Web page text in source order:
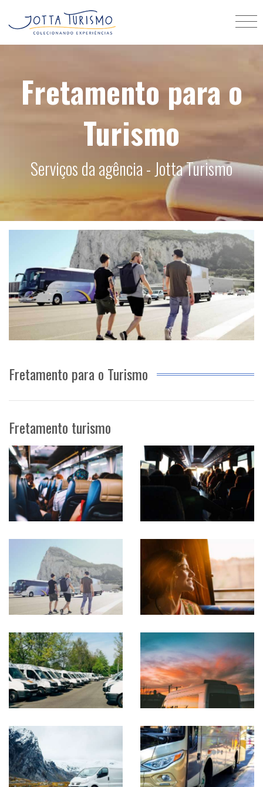
Fretamento para o
Turismo
Serviços da agência - Jotta Turismo
Fretamento para o Turismo
Fretamento turismo